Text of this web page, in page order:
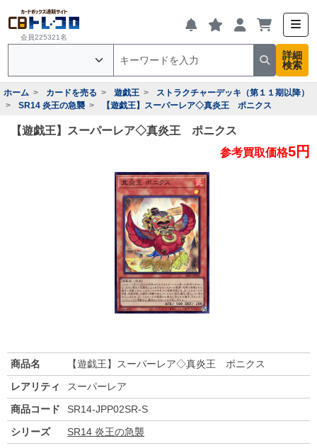
会員225321名
詳細
検索
ホーム カードを売る 遊戯王
ストラクチャーデッキ（第１１期以降）
SR14 炎王の急襲
【遊戯王】スーパーレア◇真炎王 ポニクス
【遊戯王】スーパーレア◇真炎王 ポニクス
参考買取価格5円
商品名
【遊戯王】スーパーレア◇真炎王 ポニクス
レアリティ
スーパーレア
商品コード
SR14-JPP02SR-S
シリーズ
SR14 炎王の急襲